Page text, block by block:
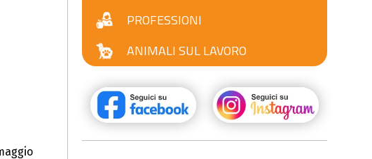
PROFESSIONI
ANIMALI SUL LAVORO